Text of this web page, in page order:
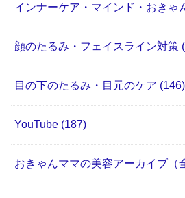
インナーケア・マインド・おきゃ
顔のたるみ・フェイスライン対策
目の下のたるみ・目元のケア (146)
YouTube (187)
おきゃんママの美容アーカイブ（